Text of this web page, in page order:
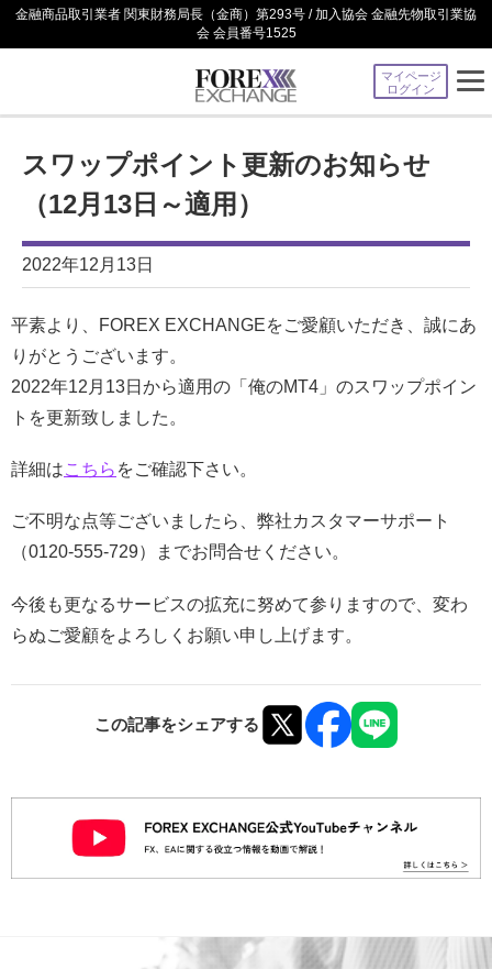
金融商品取引業者 関東財務局長（金商）第293号 / 加入協会 金融先物取引業協
会 会員番号1525
マイページ
ログイン
スワップポイント更新のお知らせ
（12月13日～適用）
2022年12月13日
平素より、FOREX EXCHANGEをご愛顧いただき、誠にあ
りがとうございます。
2022年12月13日から適用の「俺のMT4」のスワップポイン
トを更新致しました。
詳細はこちら をご確認下さい。
ご不明な点等ございましたら、弊社カスタマーサポート
（0120-555-729）までお問合せください。
今後も更なるサービスの拡充に努めて参りますので、変わ
らぬご愛顧をよろしくお願い申し上げます。
この記事をシェアする